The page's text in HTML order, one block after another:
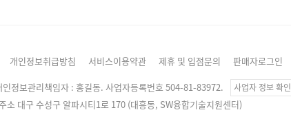
개인정보취급방침 서비스이용약관 제휴 및 입점문의
판매자로그인
정보관리책임자 : 홍길동. 사업자등록번호 504-81-83972. 사업자 정보 확인
소 대구 수성구 알파시티1로 170 (대흥동, SW융합기술지원센터)